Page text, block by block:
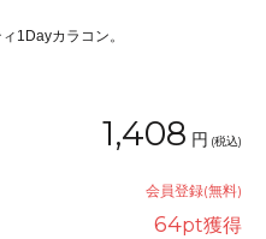
1Dayカラコン。
1,408 円 (税込)
会員登録(無料)
64pt獲得